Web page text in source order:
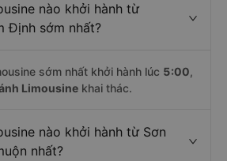
nào khởi hành từ
Định sớm nhất?
sớm nhất khởi hành lúc 5:00,
Limousine khai thác.
nào khởi hành từ Sơn
nhất?